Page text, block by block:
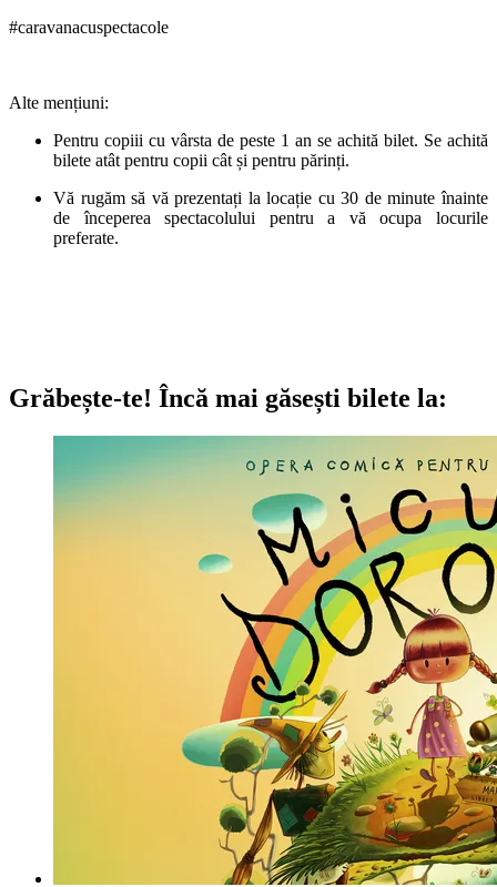
#caravanacuspectacole
Alte mențiuni:
Pentru copiii cu vârsta de peste 1 an se achită bilet. Se achită
bilete atât pentru copii cât și pentru părinți.
Vă rugăm să vă prezentați la locație cu 30 de minute înainte
de începerea spectacolului pentru a vă ocupa locurile
preferate.
Grăbește-te! Încă mai găsești bilete la: